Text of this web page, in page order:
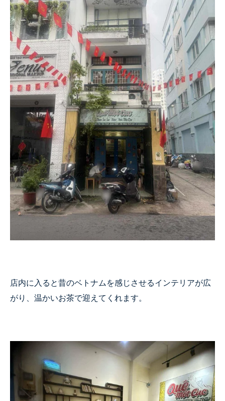
店内に入ると昔のベトナムを感じさせるインテリアが広
がり、温かいお茶で迎えてくれます。